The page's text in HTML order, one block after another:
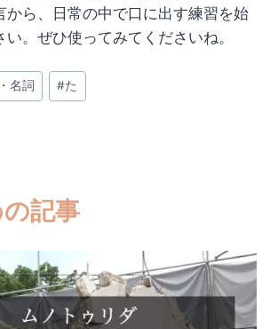
から、日常の中で口に出す練習を始
。ぜひ使ってみてくださいね。
名詞 #た
記事